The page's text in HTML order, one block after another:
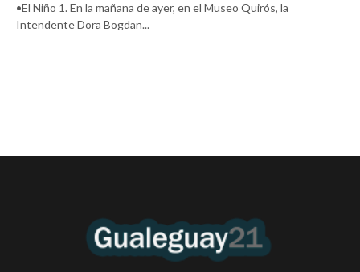
•El Niño 1. En la mañana de ayer, en el Museo Quirós, la
Intendente Dora Bogdan...